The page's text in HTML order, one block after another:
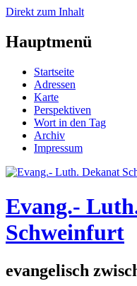
Direkt zum Inhalt
Hauptmenü
Startseite
Adressen
Karte
Perspektiven
Wort in den Tag
Archiv
Impressum
Evang.-
Schweinfurt
evangelisch